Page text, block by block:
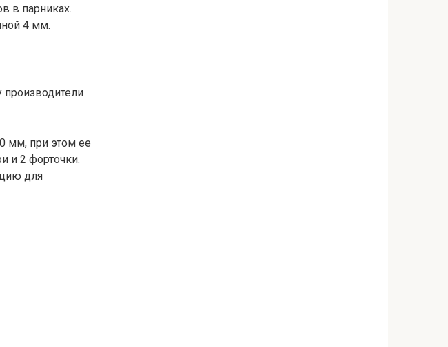
в парниках.
4 мм.
производители
мм, при этом ее
и 2 форточки.
для